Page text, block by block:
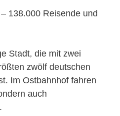
138.000 Reisende und
Stadt, die mit zwei
zwölf deutschen
Im Ostbahnhof fahren
auch